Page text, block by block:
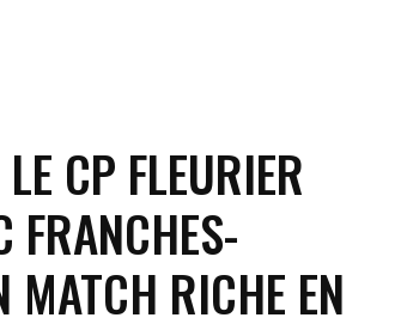
CP FLEURIER
FRANCHES-
MATCH RICHE EN